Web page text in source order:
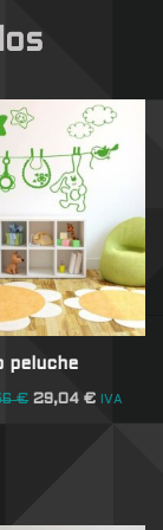
peluche
€ 29,04€ IVA